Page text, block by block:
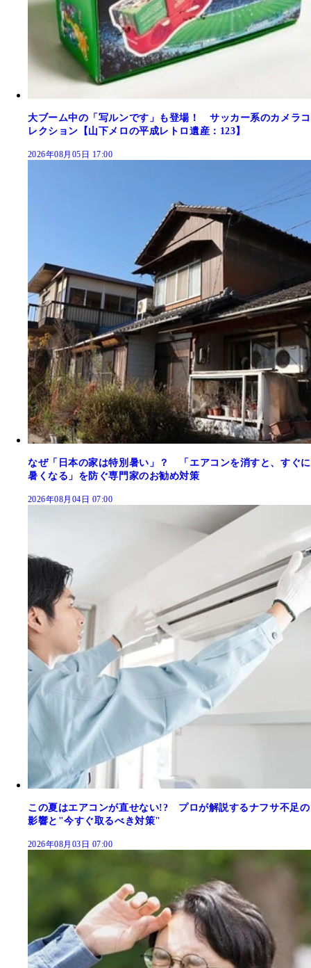
大ブーム中の「写ルンです」も登場！ サッカー系のカメラコ
レクション【山下メロの平成レトロ遺産：123】
2026年08月05日 17:00
なぜ「日本の家は特別暑い」？ 「エアコンを消すと、すぐに
暑くなる」を防ぐ専門家のお勧め対策
2026年08月04日 07:00
この夏はエアコンが直せない!? プロが解説するナフサ不足の
影響と"今すぐ取るべき対策"
2026年08月03日 07:00